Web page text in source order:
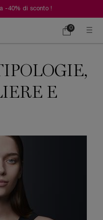
-40% di sconto !
Carrello
0
0 prodotto
E